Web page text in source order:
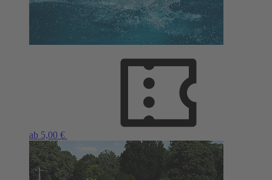
ab 5,00 €